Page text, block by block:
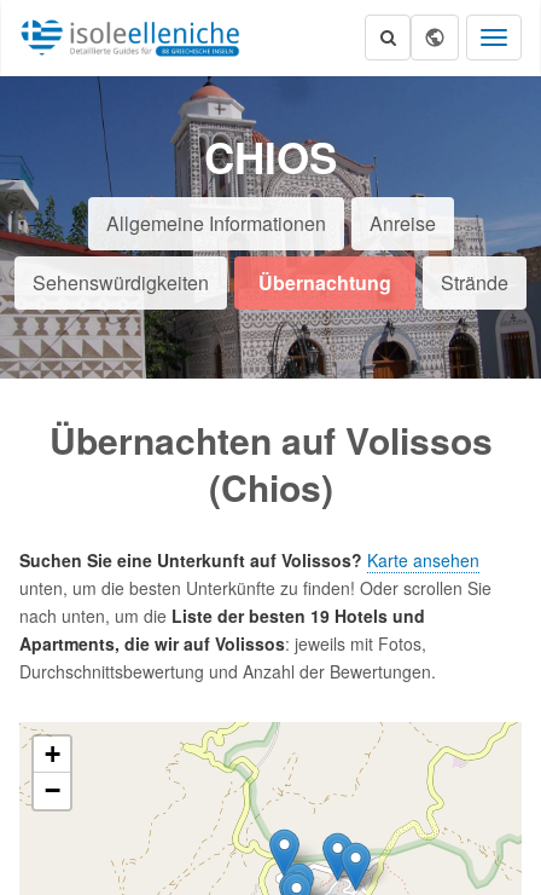
CHIOS
Allgemeine Informationen Anreise
Sehenswürdigkeiten Übernachtung Strände
Übernachten auf Volissos
(Chios)
Suchen Sie eine Unterkunft auf Volissos? Karte ansehen
unten, um die besten Unterkünfte zu finden! Oder scrollen Sie
nach unten, um die Liste der besten 19 Hotels und
Apartments, die wir auf Volissos: jeweils mit Fotos,
Durchschnittsbewertung und Anzahl der Bewertungen.
+
−